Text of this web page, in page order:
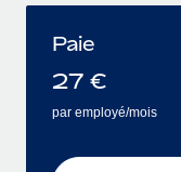
Paie
27 €
par employé/mois